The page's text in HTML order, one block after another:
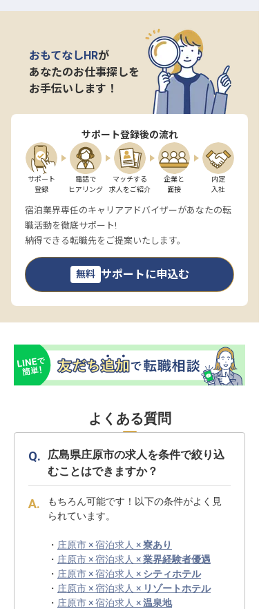
おもてなしHRが
あなたのお仕事探しを
お手伝いします！
サポート登録後の流れ
サポート
登録
電話で
ヒアリング
マッチする
求人をご紹介
企業と
面接
内定
入社
宿泊業界専任のキャリアアドバイザーがあなたの転
職活動を徹底サポート!
納得できる転職先をご提案いたします。
無料 サポートに申込む
よくある質問
広島県庄原市の求人を条件で絞り込
むことはできますか？
もちろん可能です！以下の条件がよく見
られています。
・ 庄原市 × 宿泊求人 ×寮あり
・ 庄原市 × 宿泊求人 ×業界経験者優遇
・ 庄原市 × 宿泊求人 × シティホテル
・ 庄原市 × 宿泊求人 × リゾートホテル
・ 庄原市 × 宿泊求人 ×温泉地